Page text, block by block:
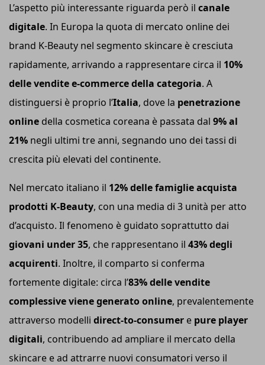
L’aspetto più interessante riguarda però il canale
digitale. In Europa la quota di mercato online dei
brand K-Beauty nel segmento skincare è cresciuta
rapidamente, arrivando a rappresentare circa il 10%
delle vendite e-commerce della categoria. A
distinguersi è proprio l’Italia, dove la penetrazione
online della cosmetica coreana è passata dal 9% al
21% negli ultimi tre anni, segnando uno dei tassi di
crescita più elevati del continente.
Nel mercato italiano il 12% delle famiglie acquista
prodotti K-Beauty, con una media di 3 unità per atto
d’acquisto. Il fenomeno è guidato soprattutto dai
giovani under 35, che rappresentano il 43% degli
acquirenti. Inoltre, il comparto si conferma
fortemente digitale: circa l’83% delle vendite
complessiveviene generato online, prevalentemente
attraverso modelli direct-to-consumer e pure player
digitali, contribuendo ad ampliare il mercato della
skincare e ad attrarre nuovi consumatori verso il